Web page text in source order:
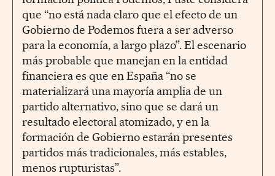
que “no está nada claro que el efecto de un
Gobierno de Podemos fuera a ser adverso
para la economía, a largo plazo”. El escenario
más probable que manejan en la entidad
financiera es que en España “no se
materializará una mayoría amplia de un
partido alternativo, sino que se dará un
resultado electoral atomizado, y en la
formación de Gobierno estarán presentes
partidos más tradicionales, más estables,
menos rupturistas”.